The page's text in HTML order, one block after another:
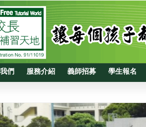
們 服務介紹 義師招募 學生報名